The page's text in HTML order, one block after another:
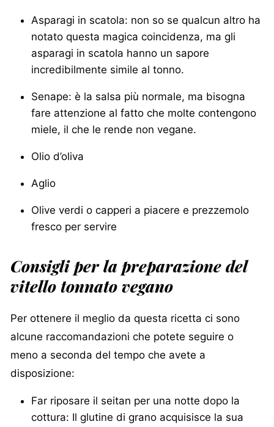
Asparagi in scatola: non so se qualcun altro ha
notato questa magica coincidenza, ma gli
asparagi in scatola hanno un sapore
incredibilmente simile al tonno.
Senape: è la salsa più normale, ma bisogna
fare attenzione al fatto che molte contengono
miele, il che le rende non vegane.
Olio d’oliva
Aglio
Olive verdi o capperi a piacere e prezzemolo
fresco per servire
Consigli per la preparazione del
vitello tonnato vegano
Per ottenere il meglio da questa ricetta ci sono
alcune raccomandazioni che potete seguire o
meno a seconda del tempo che avete a
disposizione:
Far riposare il seitan per una notte dopo la
cottura: Il glutine di grano acquisisce la sua